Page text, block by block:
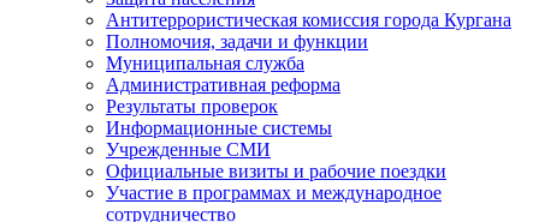
Антитеррористическая комиссия города Кургана
Полномочия, задачи и функции
Муниципальная служба
Административная реформа
Результаты проверок
Информационные системы
Учрежденные СМИ
Официальные визиты и рабочие поездки
Участие в программах и международное
сотрудничество